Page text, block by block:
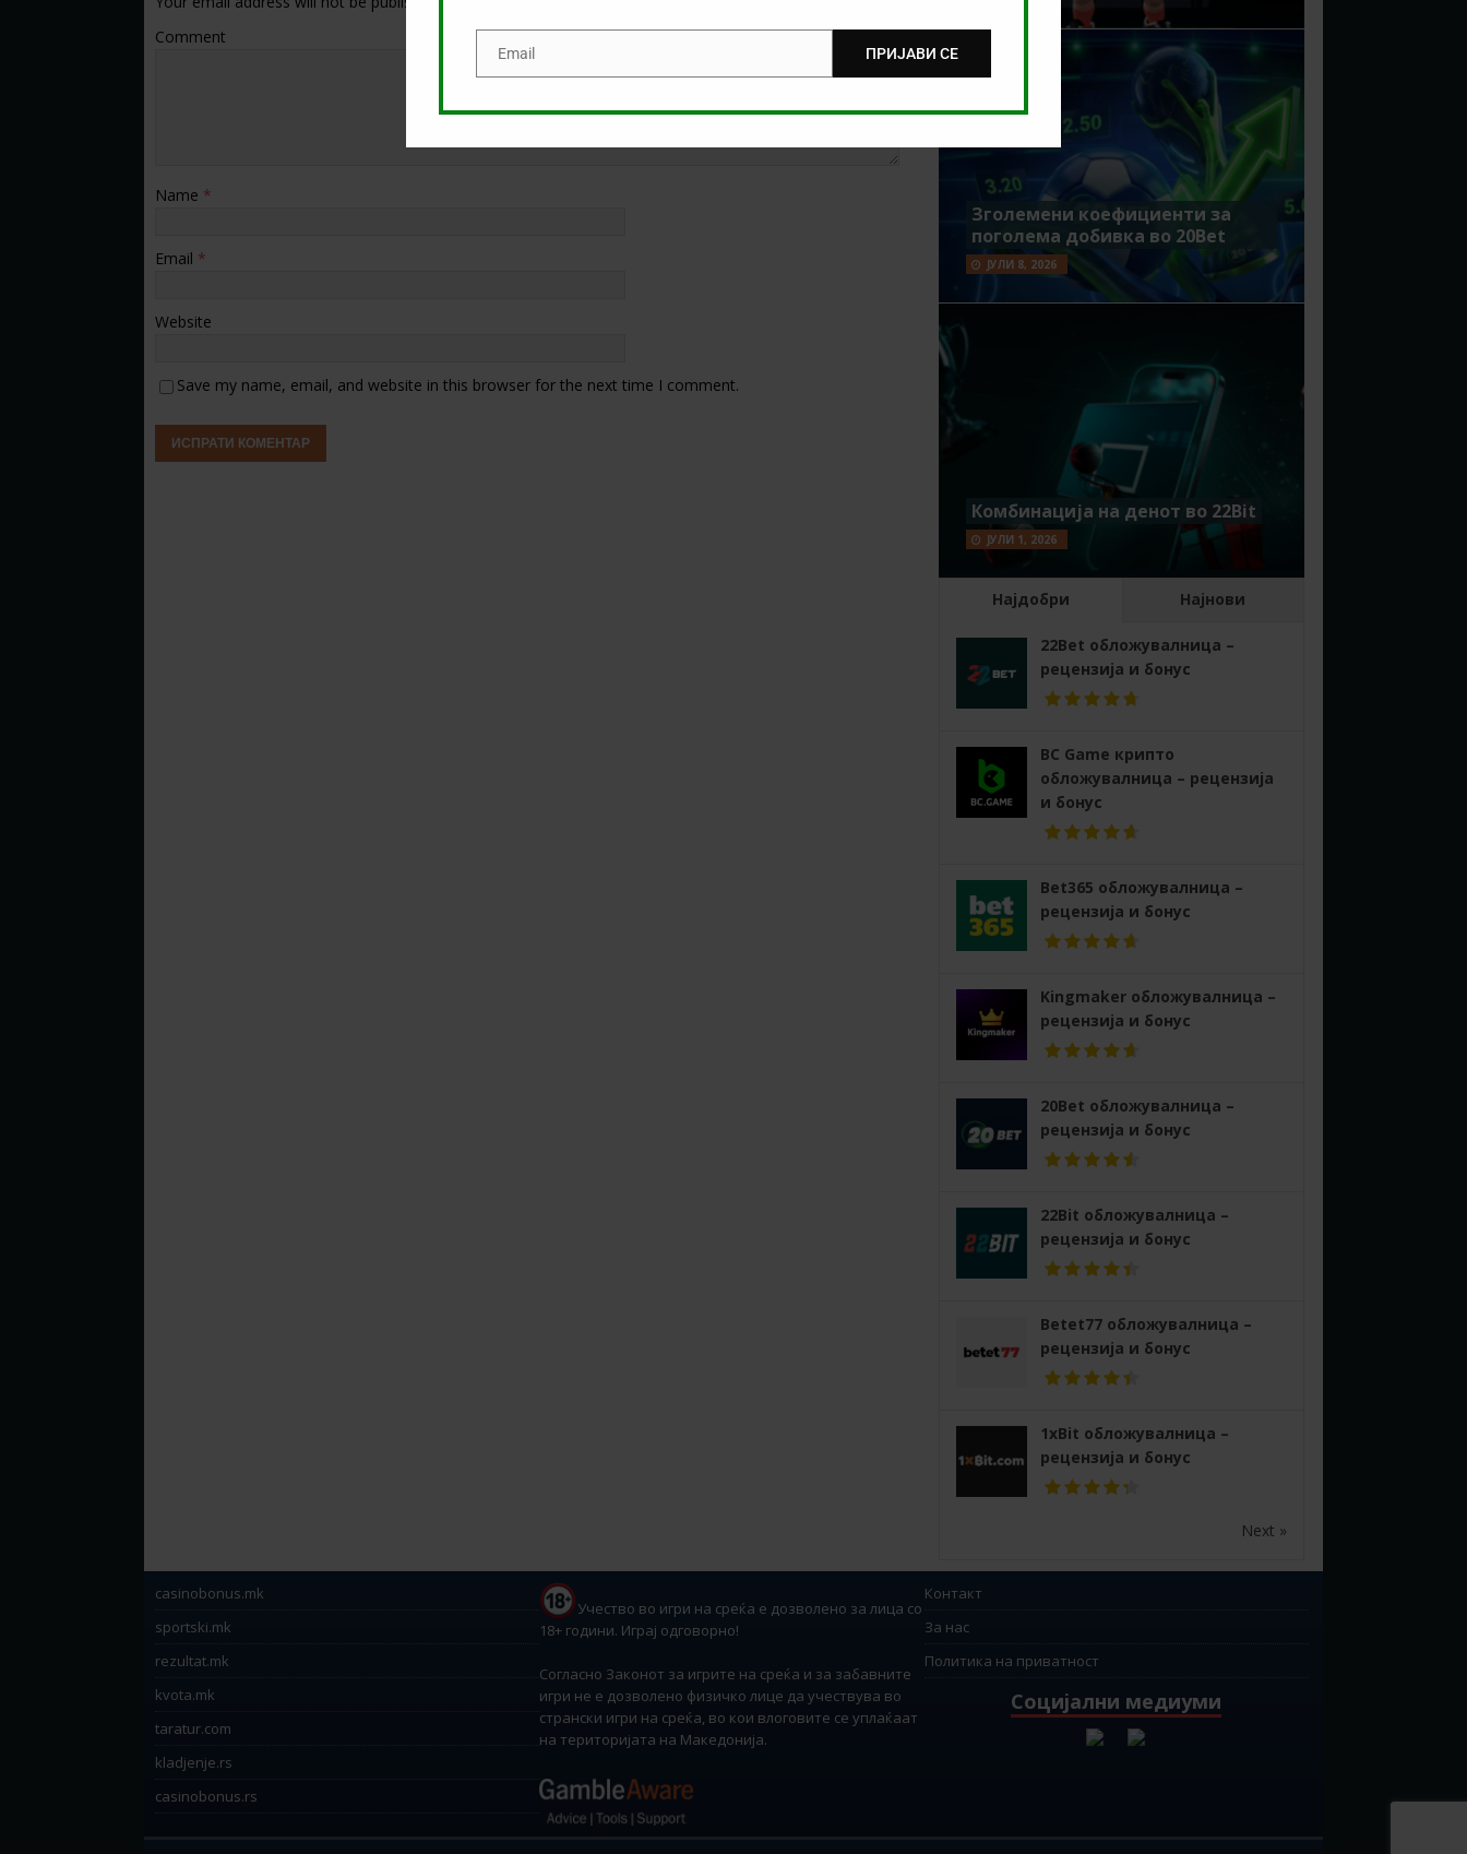
Comment
Name *
Email *
Website
Save my name, email, and website in this browser for the next time I comment.
Зголемени коефициенти за
поголема добивка во 20Bet
ЈУЛИ 8, 2026
Комбинација на денот во 22Bit
ЈУЛИ 1, 2026
Најдобри Најнови
22Bet обложувалница –
рецензија и бонус
BC Game крипто
обложувалница – рецензија
и бонус
Bet365 обложувалница –
рецензија и бонус
Kingmaker обложувалница –
рецензија и бонус
20Bet обложувалница –
рецензија и бонус
22Bit обложувалница –
рецензија и бонус
Betet77 обложувалница –
рецензија и бонус
1xBit обложувалница –
рецензија и бонус
Next »
casinobonus.mk
sportski.mk
rezultat.mk
kvota.mk
taratur.com
kladjenje.rs
casinobonus.rs
Учество во игри на среќа е дозволено за лица со
18+ години. Играј одговорно!
Согласно Законот за игрите на среќа и за забавните
игри не е дозволено физичко лице да учествува во
странски игри на среќа, во кои влоговите се уплаќаат
на територијата на Македонија.
Контакт
За нас
Политика на приватност
Социјални медиуми
EmailEmail ПРИЈАВИ СЕ